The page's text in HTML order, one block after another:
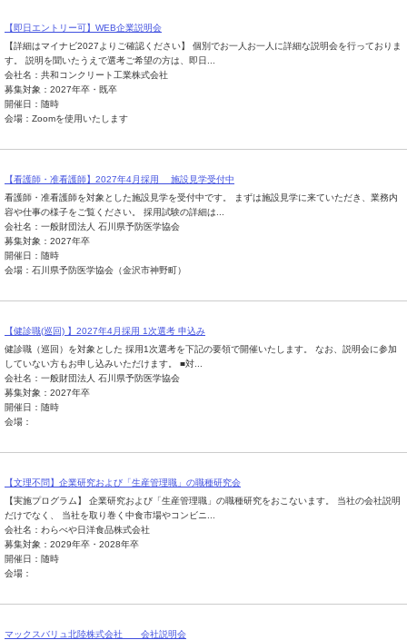
【即日エントリー可】WEB企業説明会
【詳細はマイナビ2027よりご確認ください】 個別でお一人お一人に詳細な説明会を行っておりま
す。 説明を聞いたうえで選考ご希望の方は、即日...
会社名：共和コンクリート工業株式会社
募集対象：2027年卒・既卒
開催日：随時
会場：Zoomを使用いたします
【看護師・准看護師】2027年4月採用 施設見学受付中
看護師・准看護師を対象とした施設見学を受付中です。 まずは施設見学に来ていただき、業務内
容や仕事の様子をご覧ください。 採用試験の詳細は...
会社名：一般財団法人 石川県予防医学協会
募集対象：2027年卒
開催日：随時
会場：石川県予防医学協会（金沢市神野町）
【健診職(巡回) 】2027年4月採用 1次選考 申込み
健診職（巡回）を対象とした 採用1次選考を下記の要領で開催いたします。 なお、説明会に参加
していない方もお申し込みいただけます。 ■対...
会社名：一般財団法人 石川県予防医学協会
募集対象：2027年卒
開催日：随時
会場：
【文理不問】企業研究および「生産管理職」の職種研究会
【実施プログラム】 企業研究および「生産管理職」の職種研究をおこないます。 当社の会社説明
だけでなく、 当社を取り巻く中食市場やコンビニ...
会社名：わらべや日洋食品株式会社
募集対象：2029年卒・2028年卒
開催日：随時
会場：
マックスバリュ北陸株式会社 会社説明会